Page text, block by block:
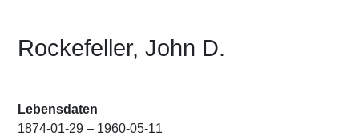
Rockefeller, John D.
Lebensdaten
1874-01-29 – 1960-05-11